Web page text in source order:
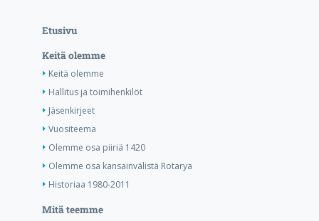
Etusivu
Keitä olemme
Keitä olemme
Hallitus ja toimihenkilöt
Jäsenkirjeet
Vuositeema
Olemme osa piiriä 1420
Olemme osa kansainvälistä Rotarya
Historiaa 1980-2011
Mitä teemme